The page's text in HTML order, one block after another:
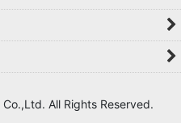
All Rights Reserved.